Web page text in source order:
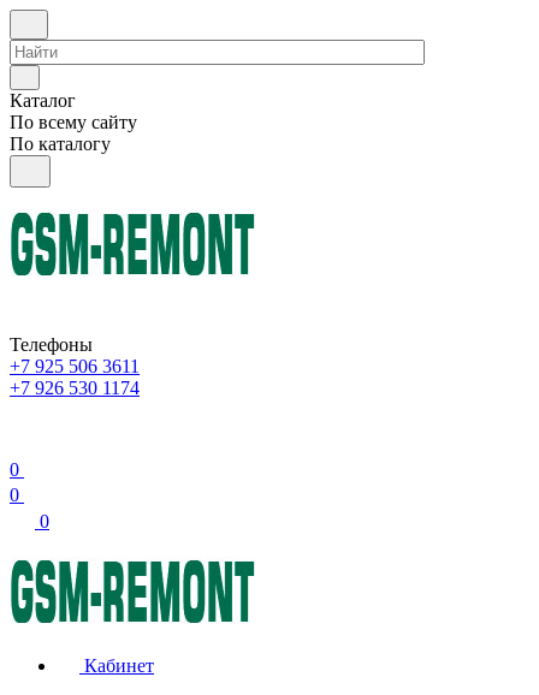
Каталог
По всему сайту
По каталогу
Телефоны
+7 925 506 3611
+7 926 530 1174
0
0
0
Кабинет